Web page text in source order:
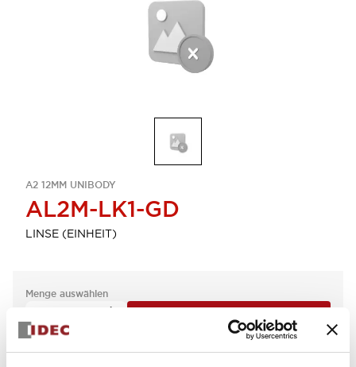
A2 12MM UNIBODY
AL2M-LK1-GD
LINSE (EINHEIT)
Menge auswählen
zum Zitat hinzufügen